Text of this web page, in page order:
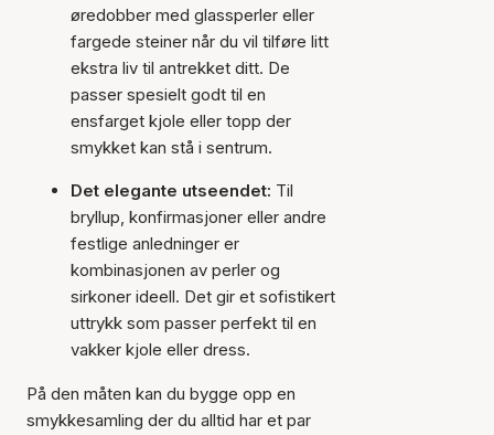
øredobber med glassperler eller
fargede steiner når du vil tilføre litt
ekstra liv til antrekket ditt. De
passer spesielt godt til en
ensfarget kjole eller topp der
smykket kan stå i sentrum.
Det elegante utseendet: Til
bryllup, konfirmasjoner eller andre
festlige anledninger er
kombinasjonen av perler og
sirkoner ideell. Det gir et sofistikert
uttrykk som passer perfekt til en
vakker kjole eller dress.
På den måten kan du bygge opp en
smykkesamling der du alltid har et par